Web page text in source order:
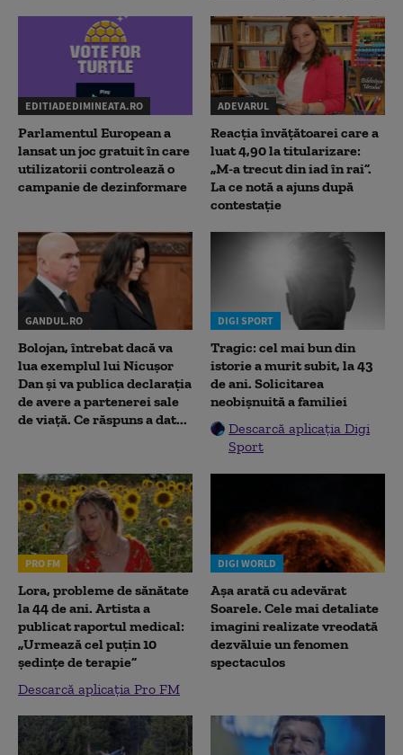
EDITIADEDIMINEATA.RO
Parlamentul European a
lansat un joc gratuit în care
utilizatorii controlează o
campanie de dezinformare
ADEVARUL
Reacția învățătoarei care a
luat 4,90 la titularizare:
„M-a trecut din iad în rai”.
La ce notă a ajuns după
contestație
GANDUL.RO
Bolojan, întrebat dacă va
lua exemplul lui Nicușor
Dan și va publica declarația
de avere a partenerei sale
de viață. Ce răspuns a dat...
DIGI SPORT
Tragic: cel mai bun din
istorie a murit subit, la 43
de ani. Solicitarea
neobișnuită a familiei
Descarcă aplicația Digi
Sport
PRO FM
Lora, probleme de sănătate
la 44 de ani. Artista a
publicat raportul medical:
„Urmează cel puțin 10
ședințe de terapie”
Descarcă aplicația Pro FM
DIGI WORLD
Așa arată cu adevărat
Soarele. Cele mai detaliate
imagini realizate vreodată
dezvăluie un fenomen
spectaculos